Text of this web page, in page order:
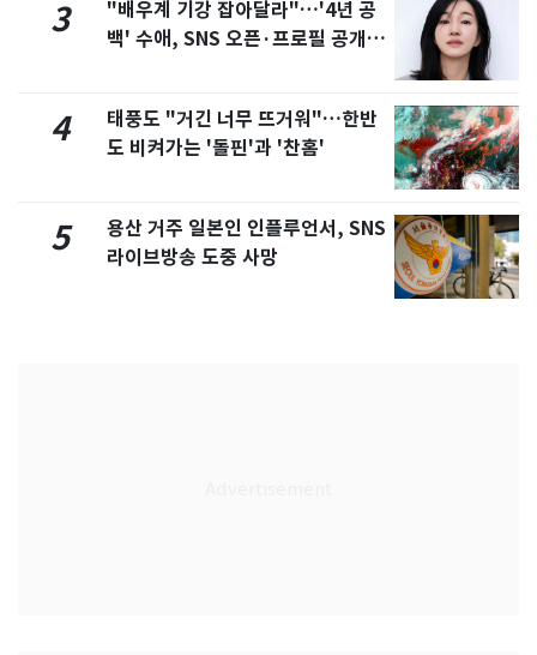
3
"배우계 기강 잡아달라"…'4년 공
백' 수애, SNS 오픈·프로필 공개
4
태풍도 "거긴 너무 뜨거워"…한반
도 비켜가는 '돌핀'과 '찬홈'
5
용산 거주 일본인 인플루언서, SNS
라이브방송 도중 사망